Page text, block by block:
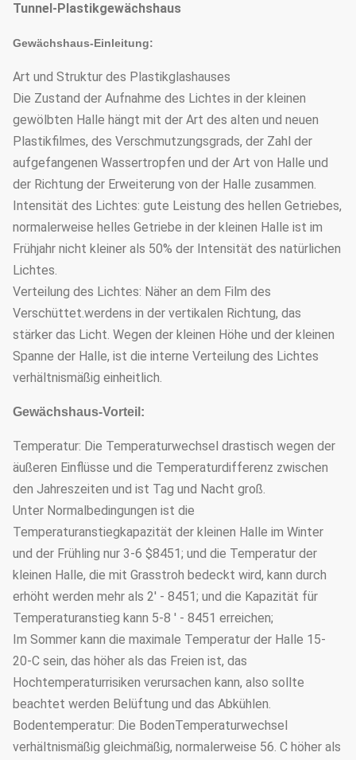
Tunnel-Plastikgewächshaus
Gewächshaus-Einleitung:
Art und Struktur des Plastikglashauses
Die Zustand der Aufnahme des Lichtes in der kleinen
gewölbten Halle hängt mit der Art des alten und neuen
Plastikfilmes, des Verschmutzungsgrads, der Zahl der
aufgefangenen Wassertropfen und der Art von Halle und
der Richtung der Erweiterung von der Halle zusammen.
Intensität des Lichtes: gute Leistung des hellen Getriebes,
normalerweise helles Getriebe in der kleinen Halle ist im
Frühjahr nicht kleiner als 50% der Intensität des natürlichen
Lichtes.
Verteilung des Lichtes: Näher an dem Film des
Verschüttet.werdens in der vertikalen Richtung, das
stärker das Licht. Wegen der kleinen Höhe und der kleinen
Spanne der Halle, ist die interne Verteilung des Lichtes
verhältnismäßig einheitlich.
Gewächshaus-Vorteil:
Temperatur: Die Temperaturwechsel drastisch wegen der
äußeren Einflüsse und die Temperaturdifferenz zwischen
den Jahreszeiten und ist Tag und Nacht groß.
Unter Normalbedingungen ist die
Temperaturanstiegkapazität der kleinen Halle im Winter
und der Frühling nur 3-6 $8451; und die Temperatur der
kleinen Halle, die mit Grasstroh bedeckt wird, kann durch
erhöht werden mehr als 2' - 8451; und die Kapazität für
Temperaturanstieg kann 5-8 ' - 8451 erreichen;
Im Sommer kann die maximale Temperatur der Halle 15-
20-C sein, das höher als das Freien ist, das
Hochtemperaturrisiken verursachen kann, also sollte
beachtet werden Belüftung und das Abkühlen.
Bodentemperatur: Die BodenTemperaturwechsel
verhältnismäßig gleichmäßig, normalerweise 56. C höher als